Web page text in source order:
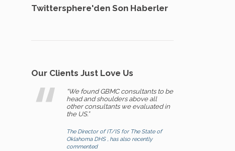
Twittersphere'den Son Haberler
Our Clients Just Love Us
“We found GBMC consultants to be
head and shoulders above all
other consultants we evaluated in
the US.”
The Director of IT/IS for The State of
Oklahoma DHS , has also recently
commented